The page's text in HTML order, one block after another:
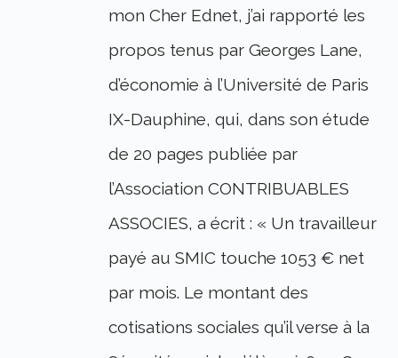
mon Cher Ednet, j’ai rapporté les
propos tenus par Georges Lane,
d’économie à l’Université de Paris
IX-Dauphine, qui, dans son étude
de 20 pages publiée par
l’Association CONTRIBUABLES
ASSOCIES, a écrit : « Un travailleur
payé au SMIC touche 1053 € net
par mois. Le montant des
cotisations sociales qu’il verse à la